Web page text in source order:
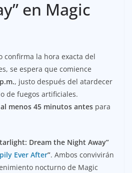
en Magic
confirma la hora exacta del
se espera que comience
, justo después del atardecer
de fuegos artificiales.
menos 45 minutos antes para
Dream the Night Away”
Ever After”. Ambos convivirán
nocturno de Magic